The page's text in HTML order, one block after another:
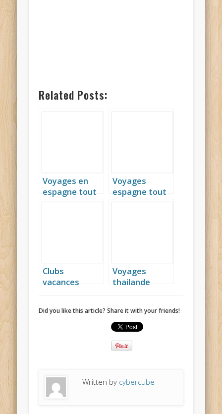
Related Posts:
Voyages en
espagne tout
Voyages
espagne tout
Clubs
vacances
Voyages
thailande
Did you like this article? Share it with your friends!
Written by cybercube